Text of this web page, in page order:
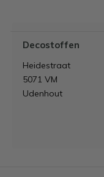
Decostoffen
Heidestraat
5071 VM
Udenhout